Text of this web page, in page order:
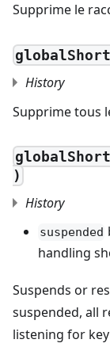
Supprime le
History
Supprime tous
)
History
suspended
handling
Suspends or
suspended, all
listening for